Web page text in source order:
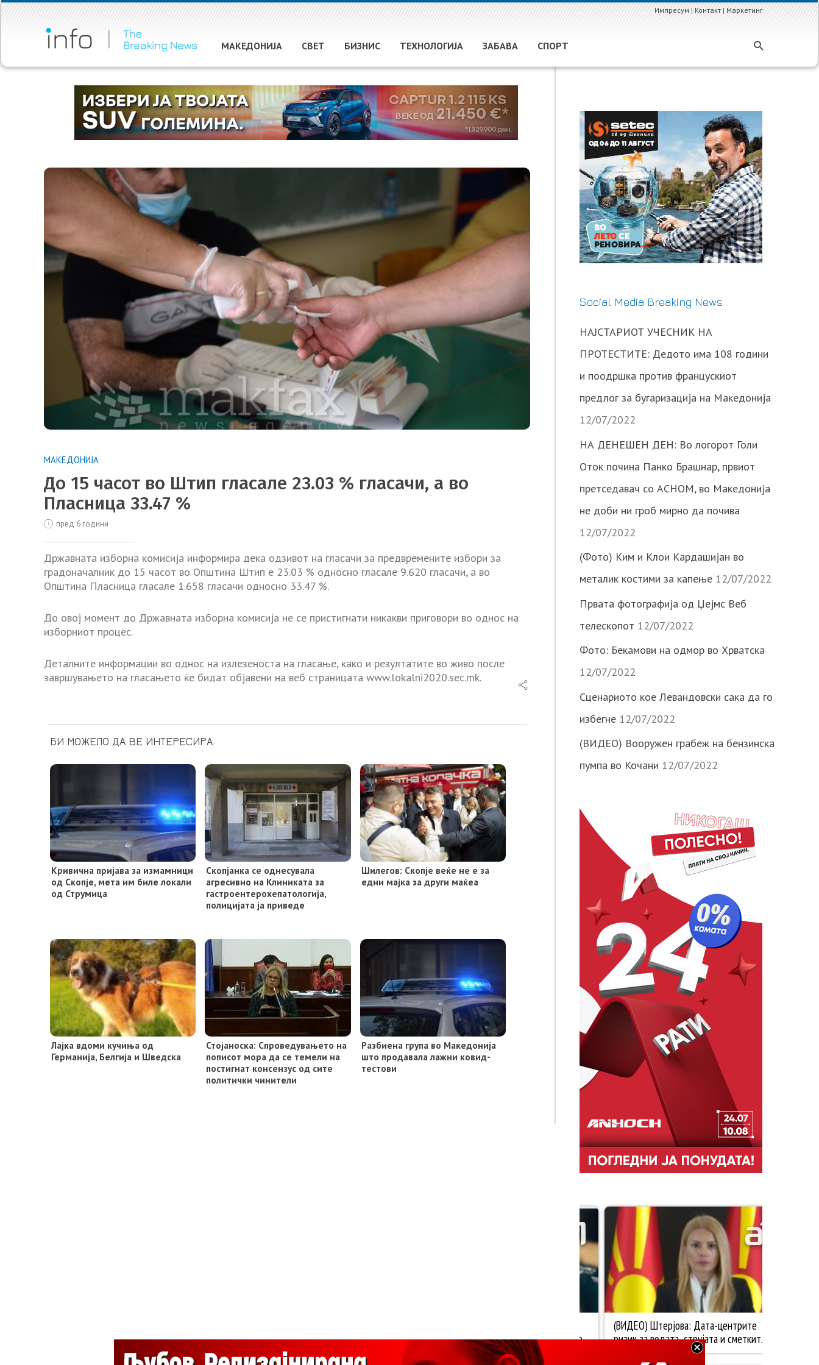
Импресум|Контакт|Маркетинг
МАКЕДОНИЈА СВЕТ БИЗНИС ТЕХНОЛОГИЈА ЗАБАВА СПОРТ
МАКЕДОНИЈА
До 15 часот во Штип гласале 23.03 % гласачи, а во
Пласница 33.47 %
пред 6 години
Државната изборна комисија информира дека oдзивот на гласачи за предвремените избори за
градоначалник до 15 часот во Општина Штип e 23.03 % односно гласале 9.620 гласачи, а во
Општина Пласница гласале 1.658 гласачи односно 33.47 %.
До овој момент до Државната изборна комисија не се пристигнати никакви приговори во однос на
изборниот процес.
Деталните информации во однос на излезеноста на гласање, како и резултатите во живо после
завршувањето на гласањето ќе бидат објавени на веб страницата www.lokalni2020.sec.mk.
БИ МОЖЕЛО ДА ВЕ ИНТЕРЕСИРА
Кривична пријава за измамници
од Скопје, мета им биле локали
од Струмица
Скопјанка се однесувала
агресивно на Клиниката за
гастроентерохепатологија,
полицијата ја приведе
Шилегов: Скопје веќе не е за
едни мајка за други маќеа
Лајка вдоми кучиња од
Германија, Белгија и Шведска
Стојаноска: Спроведувањето на
пописот мора да се темели на
постигнат консензус од сите
политички чинители
Разбиена група во Македонија
што продавала лажни ковид-
тестови
Social Media Breaking News
НАЈСТАРИОТ УЧЕСНИК НА
ПРОТЕСТИТЕ: Дедото има 108 години
и поодршка против францускиот
предлог за бугаризација на Македонија
12/07/2022
НА ДЕНЕШЕН ДЕН: Во логорот Голи
Оток почина Панко Брашнар, првиот
претседавач со АСНОМ, во Македонија
не доби ни гроб мирно да почива
12/07/2022
(Фото) Ким и Клои Кардашијан во
металик костими за капење 12/07/2022
Првата фотографија од Џејмс Веб
телескопот 12/07/2022
Фото: Бекамови на одмор во Хрватска
12/07/2022
Сценариото кое Левандовски сака да го
избегне 12/07/2022
(ВИДЕО) Вооружен грабеж на бензинска
пумпа во Кочани 12/07/2022